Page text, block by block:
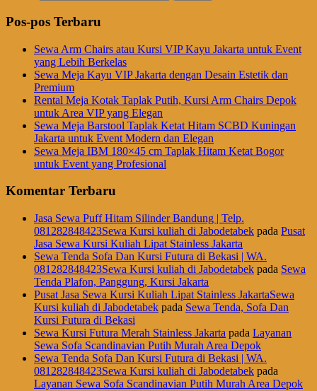
Pos-pos Terbaru
Sewa Arm Chairs atau Kursi VIP Kayu Jakarta untuk Event
yang Lebih Berkelas
Sewa Meja Kayu VIP Jakarta dengan Desain Estetik dan
Premium
Rental Meja Kotak Taplak Putih, Kursi Arm Chairs Depok
untuk Area VIP yang Elegan
Sewa Meja Barstool Taplak Ketat Hitam SCBD Kuningan
Jakarta untuk Event Modern dan Elegan
Sewa Meja IBM 180×45 cm Taplak Hitam Ketat Bogor
untuk Event yang Profesional
Komentar Terbaru
Jasa Sewa Puff Hitam Silinder Bandung | Telp.
081282848423Sewa Kursi kuliah di Jabodetabek pada Pusat
Jasa Sewa Kursi Kuliah Lipat Stainless Jakarta
Sewa Tenda Sofa Dan Kursi Futura di Bekasi | WA.
081282848423Sewa Kursi kuliah di Jabodetabek pada Sewa
Tenda Plafon, Panggung, Kursi Jakarta
Pusat Jasa Sewa Kursi Kuliah Lipat Stainless JakartaSewa
Kursi kuliah di Jabodetabek pada Sewa Tenda, Sofa Dan
Kursi Futura di Bekasi
Sewa Kursi Futura Merah Stainless Jakarta pada Layanan
Sewa Sofa Scandinavian Putih Murah Area Depok
Sewa Tenda Sofa Dan Kursi Futura di Bekasi | WA.
081282848423Sewa Kursi kuliah di Jabodetabek pada
Layanan Sewa Sofa Scandinavian Putih Murah Area Depok